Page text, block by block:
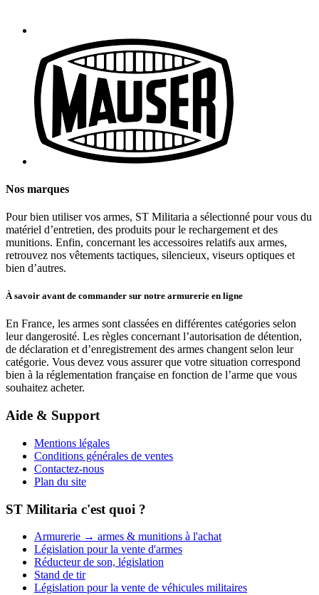
Nos marques
Pour bien utiliser vos armes, ST Militaria a sélectionné pour vous du
matériel d’entretien, des produits pour le rechargement et des
munitions. Enfin, concernant les accessoires relatifs aux armes,
retrouvez nos vêtements tactiques, silencieux, viseurs optiques et
bien d’autres.
À savoir avant de commander sur notre armurerie en ligne
En France, les armes sont classées en différentes catégories selon
leur dangerosité. Les règles concernant l’autorisation de détention,
de déclaration et d’enregistrement des armes changent selon leur
catégorie. Vous devez vous assurer que votre situation correspond
bien à la réglementation française en fonction de l’arme que vous
souhaitez acheter.
Aide & Support
Mentions légales
Conditions générales de ventes
Contactez-nous
Plan du site
ST Militaria c'est quoi ?
Armurerie → armes & munitions à l'achat
Législation pour la vente d'armes
Réducteur de son, législation
Stand de tir
Législation pour la vente de véhicules militaires